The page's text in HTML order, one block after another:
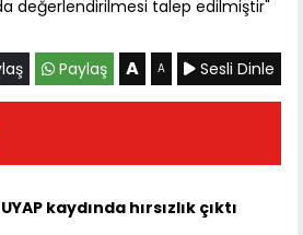
değerlendirilmesi talep edilmiştir"
Paylaş A A Sesli Dinle
kaydında hırsızlık çıktı